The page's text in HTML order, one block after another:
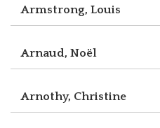
Armstrong, Louis
Arnaud, Noël
Arnothy, Christine